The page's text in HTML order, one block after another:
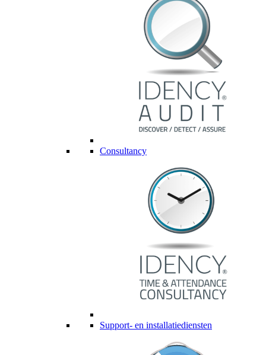
Consultancy
Support- en installatiediensten